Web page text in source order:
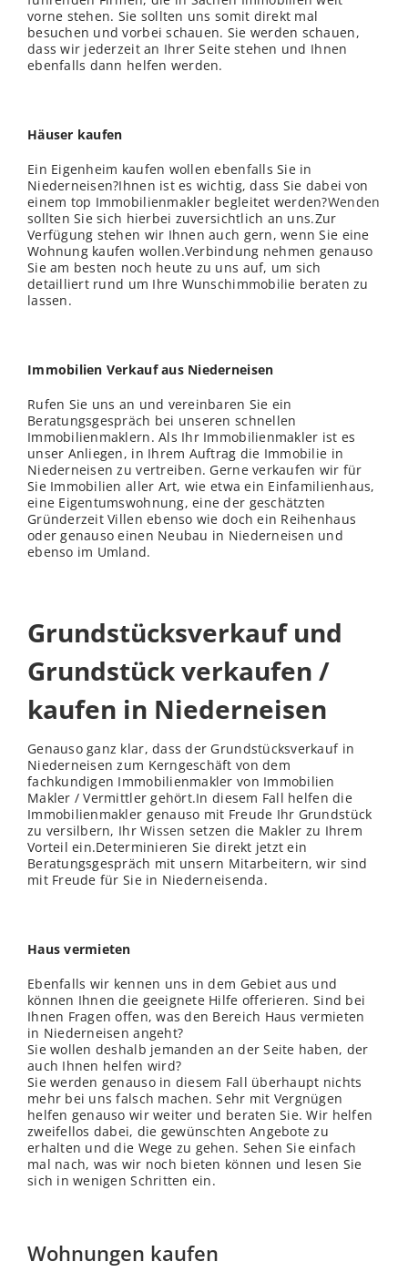
vorne stehen. Sie sollten uns somit direkt mal
besuchen und vorbei schauen. Sie werden schauen,
dass wir jederzeit an Ihrer Seite stehen und Ihnen
ebenfalls dann helfen werden.
Häuser kaufen
Ein Eigenheim kaufen wollen ebenfalls Sie in
Niederneisen?Ihnen ist es wichtig, dass Sie dabei von
einem top Immobilienmakler begleitet werden?Wenden
sollten Sie sich hierbei zuversichtlich an uns.Zur
Verfügung stehen wir Ihnen auch gern, wenn Sie eine
Wohnung kaufen wollen.Verbindung nehmen genauso
Sie am besten noch heute zu uns auf, um sich
detailliert rund um Ihre Wunschimmobilie beraten zu
lassen.
Immobilien Verkauf aus Niederneisen
Rufen Sie uns an und vereinbaren Sie ein
Beratungsgespräch bei unseren schnellen
Immobilienmaklern. Als Ihr Immobilienmakler ist es
unser Anliegen, in Ihrem Auftrag die Immobilie in
Niederneisen zu vertreiben. Gerne verkaufen wir für
Sie Immobilien aller Art, wie etwa ein Einfamilienhaus,
eine Eigentumswohnung, eine der geschätzten
Gründerzeit Villen ebenso wie doch ein Reihenhaus
oder genauso einen Neubau in Niederneisen und
ebenso im Umland.
Grundstücksverkauf und
Grundstück verkaufen /
kaufen in Niederneisen
Genauso ganz klar, dass der Grundstücksverkauf in
Niederneisen zum Kerngeschäft von dem
fachkundigen Immobilienmakler von Immobilien
Makler / Vermittler gehört.In diesem Fall helfen die
Immobilienmakler genauso mit Freude Ihr Grundstück
zu versilbern, IhrWissen setzen die Makler zu Ihrem
Vorteil ein.Determinieren Sie direkt jetzt ein
Beratungsgespräch mit unsern Mitarbeitern, wir sind
mit Freude für Sie in Niederneisenda.
Haus vermieten
Ebenfalls wir kennen uns in dem Gebiet aus und
können Ihnen die geeignete Hilfe offerieren. Sind bei
Ihnen Fragen offen, was den Bereich Haus vermieten
in Niederneisen angeht?
Sie wollen deshalb jemanden an der Seite haben, der
auch Ihnen helfen wird?
Sie werden genauso in diesem Fall überhaupt nichts
mehr bei uns falsch machen. Sehr mit Vergnügen
helfen genauso wir weiter und beraten Sie. Wir helfen
zweifellos dabei, die gewünschten Angebote zu
erhalten und die Wege zu gehen. Sehen Sie einfach
mal nach, was wir noch bieten können und lesen Sie
sich in wenigen Schritten ein.
Wohnungen kaufen